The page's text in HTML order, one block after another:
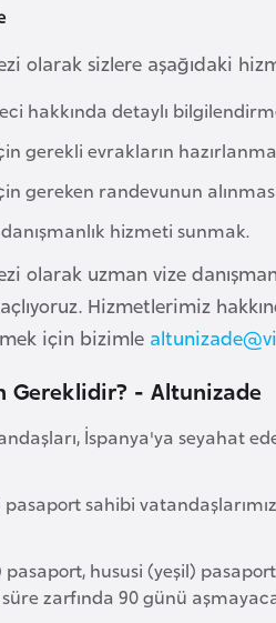
olarak sizlere aşağıdaki
hakkında detaylı
gerekli evrakların
gereken randevunun
hizmeti sunmak.
olarak uzman vize
Hizmetlerimiz
için bizimle
Gereklidir? - Altunizade
İspanya'ya seyahat
sahibi
hususi (yeşil)
zarfında 90 günü